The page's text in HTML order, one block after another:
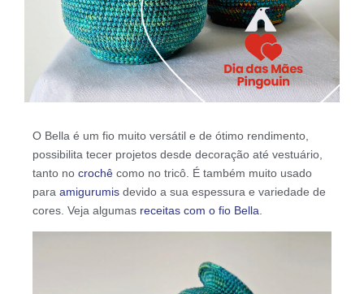
O Bella é um fio muito versátil e de ótimo rendimento,
possibilita tecer projetos desde decoração até vestuário,
tanto no crochê como no tricô. É também muito usado
para amigurumis devido a sua espessura e variedade de
cores. Veja algumas receitas com o fio Bella